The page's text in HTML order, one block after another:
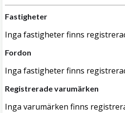
Fastigheter
Inga fastigheter finns
Fordon
Inga fastigheter finns
Registrerade varumärken
Inga varumärken finns